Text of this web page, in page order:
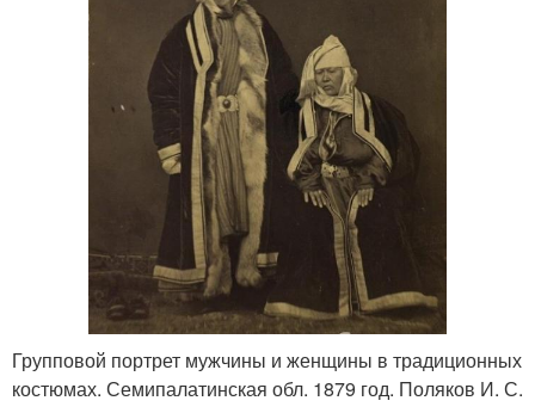
Групповой портрет мужчины и женщины в традиционных
костюмах. Семипалатинская обл. 1879 год. Поляков И. С.